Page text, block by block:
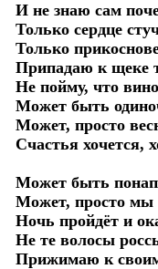
И не знаю сам
Только сердце
Только
Припадаю к щеке
Не пойму, что
Может быть
Может, просто
Счастья хочется,
Может быть
Может, просто мы
Ночь пройдёт и
Не те волосы
Прижимаю к